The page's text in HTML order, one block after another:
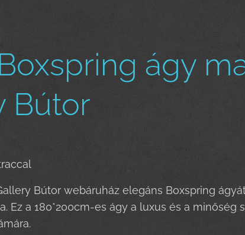
ágy
Bútor
Bútor webáruház elegáns Boxspring
Ez a 180*200cm-es ágy a luxus és a minőség